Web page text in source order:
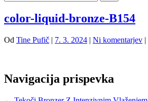
color-liquid-bronze-B154
Od Tine Pufič | 7. 3. 2024 | Ni komentarjev |
Navigacija prispevka